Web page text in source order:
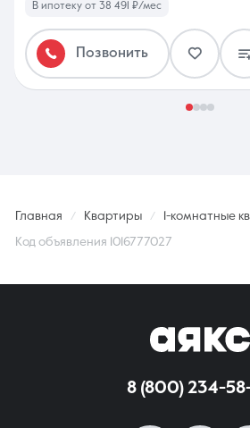
В ипотеку от 38 491 ₽/мес
Позвонить
Главная Квартиры 1-комнатные
Код объявления 1016777027
8 (800) 234-